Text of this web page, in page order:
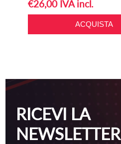
€26,00 IVA incl.
RICEVI LA
NEWSLETTER